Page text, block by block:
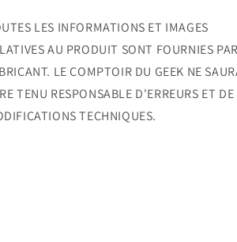
LES INFORMATIONS ET IMAGES
AU PRODUIT SONT FOURNIES
LE COMPTOIR DU GEEK NE
TENU RESPONSABLE D'ERREURS ET DE
TECHNIQUES.